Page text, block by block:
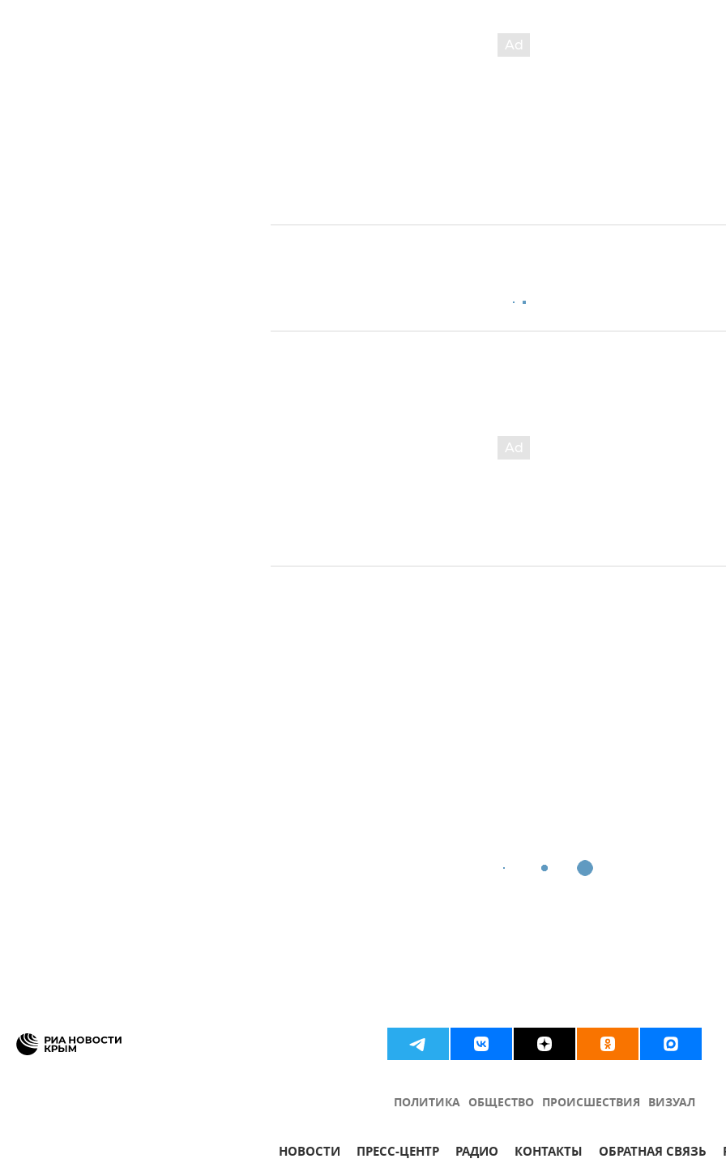
ПОЛИТИКА ОБЩЕСТВО ПРОИСШЕСТВИЯ ВИЗУАЛ
НОВОСТИ ПРЕСС-ЦЕНТР РАДИО КОНТАКТЫ ОБРАТНАЯ СВЯЗЬ